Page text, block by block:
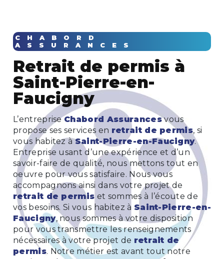
CHABORD
ASSURANCES
retrait de permis à
Saint-Pierre-en-
Faucigny
L’entrepriseChabord Assurancesvous
propose ses services en retrait de permis, si
vous habitez àSaint-Pierre-en-Faucigny.
Entreprise usant d’une expérience et d’un
savoir-faire de qualité, nous mettons tout en
oeuvre pour vous satisfaire. Nous vous
accompagnons ainsi dans votre projet de
retrait de permis et sommes à l’écoute de
vos besoins. Si vous habitez à Saint-Pierre-en-
Faucigny, nous sommes à votre disposition
pour vous transmettre les renseignements
nécessaires à votre projet de retrait de
permis. Notre métier est avant tout notre